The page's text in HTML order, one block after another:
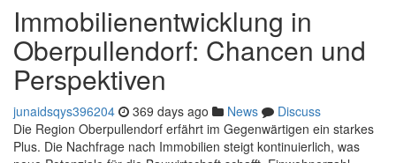
Immobilienentwicklung in
Oberpullendorf: Chancen und
Perspektiven
junaidsqys396204 369 days ago News
Discuss
Die Region Oberpullendorf erfährt im Gegenwärtigen ein starkes
Plus. Die Nachfrage nach Immobilien steigt kontinuierlich, was